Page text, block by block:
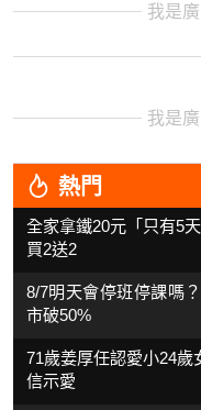
我是
我是
熱門
全家拿鐵20元「只有5
買2送2
8/7明天會停班停課嗎
市破50%
71歲姜厚任認愛小24歲
信示愛